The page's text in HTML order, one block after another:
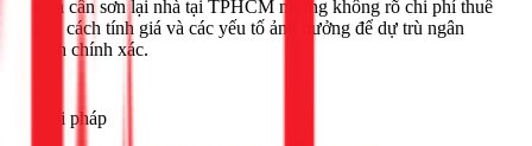
Bạn cần sơn lại nhà tại TPHCM nhưng không rõ chi phí thuê
thợ, cách tính giá và các yếu tố ảnh hưởng để dự trù ngân
sách chính xác.
Giải pháp